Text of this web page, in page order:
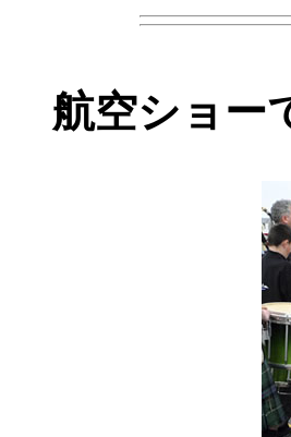
航空ショー